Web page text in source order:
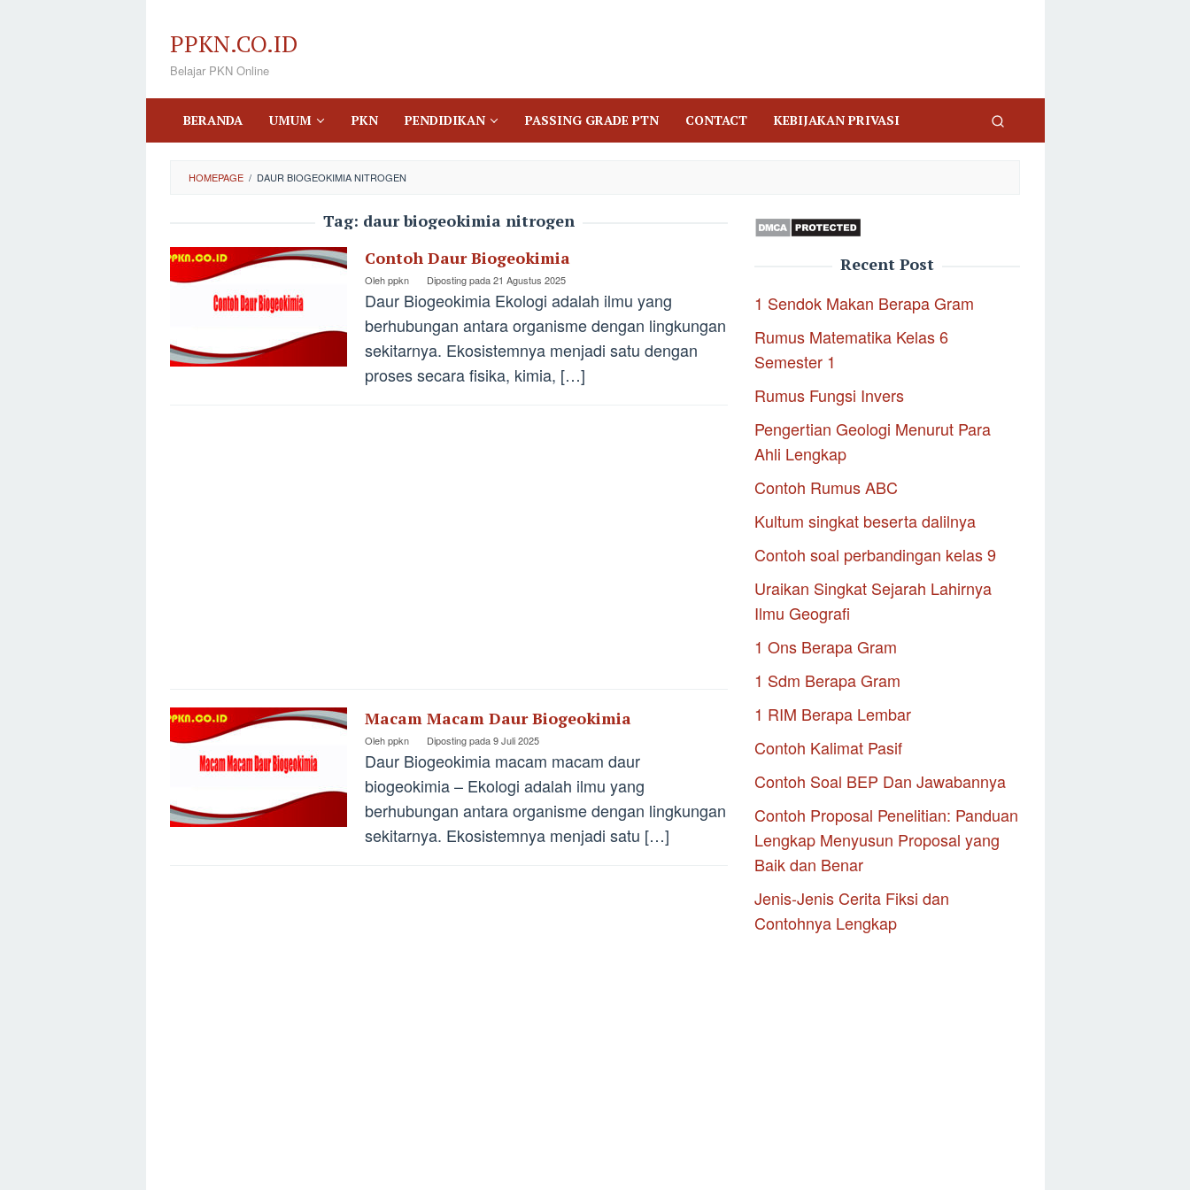
konten
PPKN.CO.ID
Belajar PKN Online
BERANDA UMUM PKN PENDIDIKAN PASSING GRADE PTN CONTACT KEBIJAKAN PRIVASI
HOMEPAGE / DAUR BIOGEOKIMIA NITROGEN
Tag: daur biogeokimia nitrogen
Contoh Daur Biogeokimia
Olehppkn Diposting pada21 Agustus 2025
Daur Biogeokimia Ekologi adalah ilmu yang
berhubungan antara organisme dengan lingkungan
sekitarnya. Ekosistemnya menjadi satu dengan
proses secara fisika, kimia, […]
Macam Macam Daur Biogeokimia
Olehppkn Diposting pada9 Juli 2025
Daur Biogeokimia macam macam daur
biogeokimia – Ekologi adalah ilmu yang
berhubungan antara organisme dengan lingkungan
sekitarnya. Ekosistemnya menjadi satu […]
Recent Post
1 Sendok Makan Berapa Gram
Rumus Matematika Kelas 6
Semester 1
Rumus Fungsi Invers
Pengertian Geologi Menurut Para
Ahli Lengkap
Contoh Rumus ABC
Kultum singkat beserta dalilnya
Contoh soal perbandingan kelas 9
Uraikan Singkat Sejarah Lahirnya
Ilmu Geografi
1 Ons Berapa Gram
1 Sdm Berapa Gram
1 RIM Berapa Lembar
Contoh Kalimat Pasif
Contoh Soal BEP Dan Jawabannya
Contoh Proposal Penelitian: Panduan
Lengkap Menyusun Proposal yang
Baik dan Benar
Jenis-Jenis Cerita Fiksi dan
Contohnya Lengkap